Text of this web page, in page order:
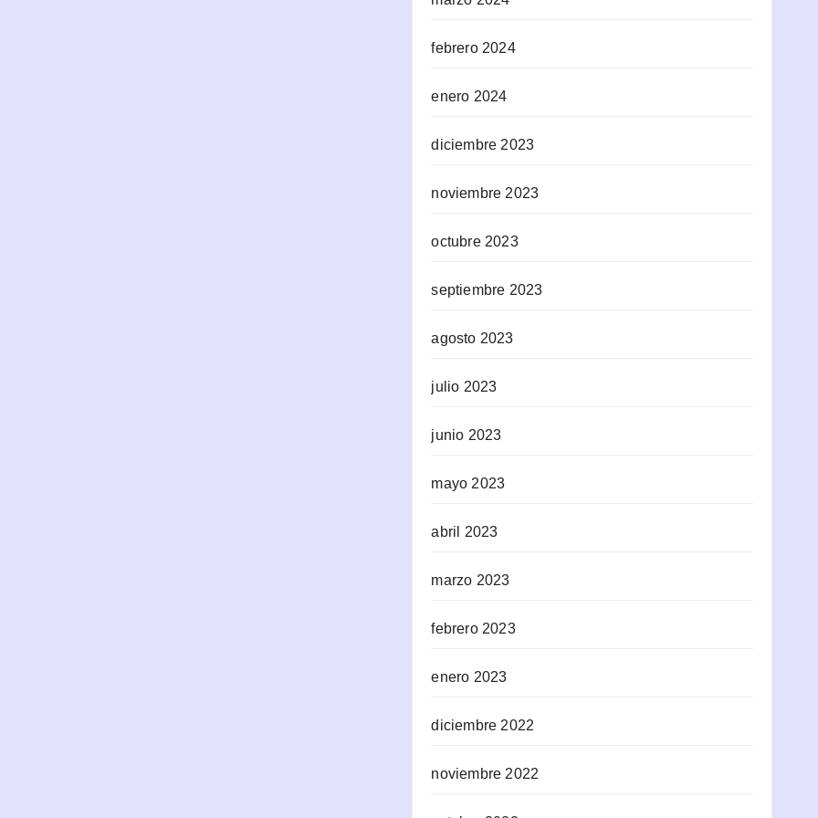
febrero 2024
enero 2024
diciembre 2023
noviembre 2023
octubre 2023
septiembre 2023
agosto 2023
julio 2023
junio 2023
mayo 2023
abril 2023
marzo 2023
febrero 2023
enero 2023
diciembre 2022
noviembre 2022